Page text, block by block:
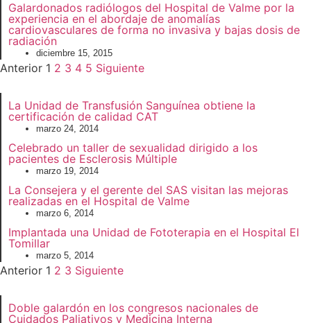
Galardonados radiólogos del Hospital de Valme por la
experiencia en el abordaje de anomalías
cardiovasculares de forma no invasiva y bajas dosis de
radiación
diciembre 15, 2015
Anterior 1 2 3 4 5 Siguiente
La Unidad de Transfusión Sanguínea obtiene la
certificación de calidad CAT
marzo 24, 2014
Celebrado un taller de sexualidad dirigido a los
pacientes de Esclerosis Múltiple
marzo 19, 2014
La Consejera y el gerente del SAS visitan las mejoras
realizadas en el Hospital de Valme
marzo 6, 2014
Implantada una Unidad de Fototerapia en el Hospital El
Tomillar
marzo 5, 2014
Anterior 1 2 3 Siguiente
Doble galardón en los congresos nacionales de
Cuidados Paliativos y Medicina Interna